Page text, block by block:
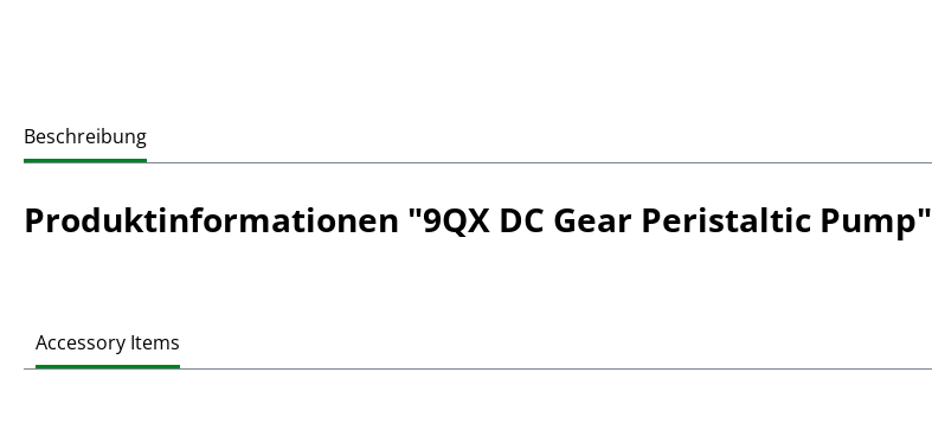
Beschreibung
Produktinformationen "9QX DC Gear Peristaltic Pump"
Accessory Items